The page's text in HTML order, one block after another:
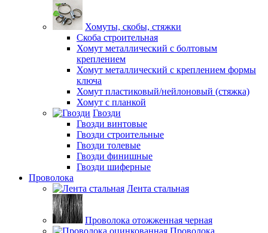
Хомуты, скобы, стяжки
Скоба строительная
Хомут металлический с болтовым
креплением
Хомут металлический с креплением формы
ключа
Хомут пластиковый/нейлоновый (стяжка)
Хомут с планкой
Гвозди
Гвозди винтовые
Гвозди строительные
Гвозди толевые
Гвозди финишные
Гвозди шиферные
Проволока
Лента стальная
Проволока отожженная черная
Проволока